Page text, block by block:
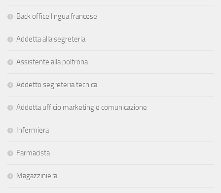
Back office lingua francese
Addetta alla segreteria
Assistente alla poltrona
Addetto segreteria tecnica
Addetta ufficio marketing e comunicazione
Infermiera
Farmacista
Magazziniera